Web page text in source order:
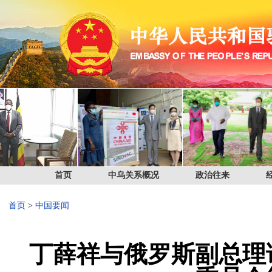
首页 中乌关系概况 政治往来
首页 > 中国要闻
丁薛祥与俄罗斯副总